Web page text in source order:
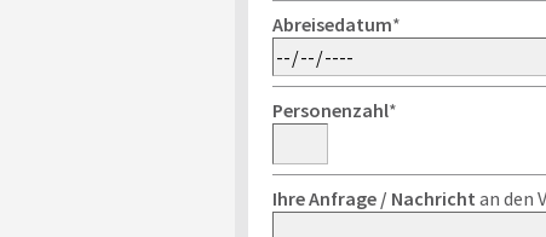
Abreisedatum*
Personenzahl*
Ihre Anfrage / Nachricht an den